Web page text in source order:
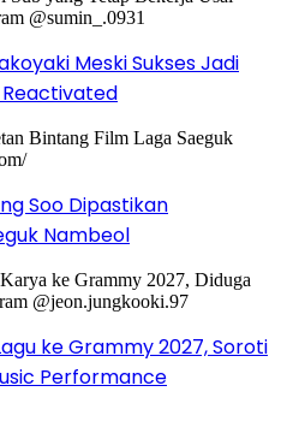
Meski Sukses Jadi
Soo Dipastikan
Nambeol
ke Grammy 2027, Soroti
Performance